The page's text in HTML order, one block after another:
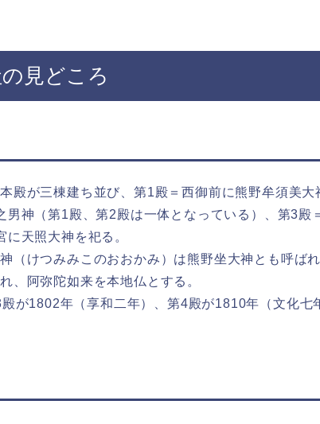
見どころ
殿が三棟建ち並び、第1殿＝西御前に熊野牟須美大
男神（第1殿、第2殿は一体となっている）、第3殿
天照大神を祀る。
（けつみみこのおおかみ）は熊野坐大神とも呼ば
、阿弥陀如来を本地仏とする。
が1802年（享和二年）、第4殿が1810年（文化七